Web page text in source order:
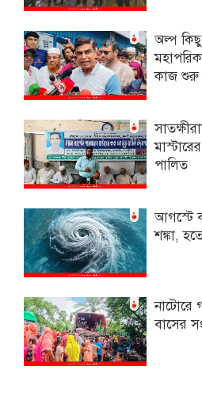
অল্প
কাজ শুরু
পালিত
আগস্টে
শঙ্কা,
নাটোরে
বাসের